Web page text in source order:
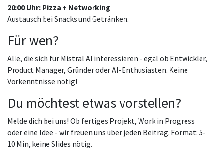
20:00 Uhr: Pizza + Networking
Austausch bei Snacks und Getränken.
Für wen?
Alle, die sich für Mistral AI interessieren - egal ob Entwickler,
Product Manager, Gründer oder AI-Enthusiasten. Keine
Vorkenntnisse nötig!
Du möchtest etwas vorstellen?
Melde dich bei uns! Ob fertiges Projekt, Work in Progress
oder eine Idee - wir freuen uns über jeden Beitrag. Format: 5-
10 Min, keine Slides nötig.